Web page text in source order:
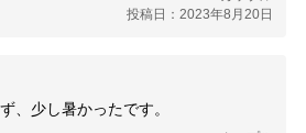
投稿日：2023年8月20日
、少し暑かったです。